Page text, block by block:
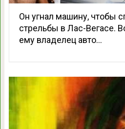
Он угнал машину, чтобы
стрельбы в Лас-Вегасе.
ему владелец авто…